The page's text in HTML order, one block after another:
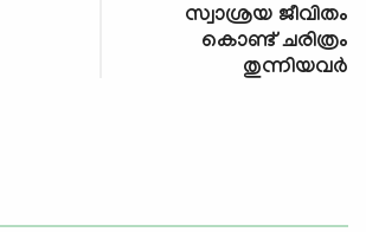
സ്വാശ്രയ ജീവിതം
കൊണ്ട് ചരിത്രം
തുന്നിയവർ